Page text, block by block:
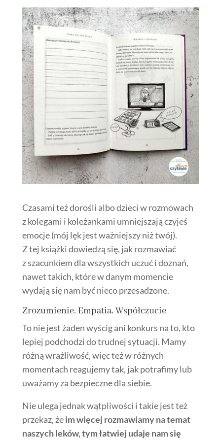
Czasami też dorośli albo dzieci w rozmowach
z kolegami i koleżankami umniejszają czyjeś
emocje (mój lęk jest ważniejszy niż twój).
Z tej książki dowiedzą się, jak rozmawiać
z szacunkiem dla wszystkich uczuć i doznań,
nawet takich, które w danym momencie
wydają się nam być nieco przesadzone.
Zrozumienie. Empatia. Współczucie
To nie jest żaden wyścig ani konkurs na to, kto
lepiej podchodzi do trudnej sytuacji. Mamy
różną wrażliwość, więc też w różnych
momentach reagujemy tak, jak potrafimy lub
uważamy za bezpieczne dla siebie.
Nie ulega jednak wątpliwości i takie jest też
przekaz, żeim więcej rozmawiamy na temat
naszych leków, tym łatwiej udaje nam się